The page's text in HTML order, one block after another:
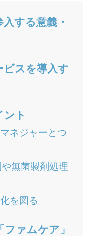
する意義・
ビスを導入す
ト
ネジャーとつ
無菌製剤処理
を図る
ァムケア」